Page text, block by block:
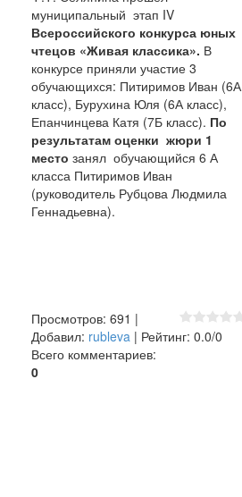
муниципальный этап IV
Всероссийского конкурса юных
чтецов «Живая классика». В
конкурсе приняли участие 3
обучающихся: Питиримов Иван (6А
класс), Бурухина Юля (6А класс),
Епанчинцева Катя (7Б класс). По
результатам оценки жюри 1
место занял обучающийся 6 А
класса Питиримов Иван
(руководитель Рубцова Людмила
Геннадьевна).
Просмотров: 691 |
Добавил: rubleva | Рейтинг: 0.0/0
Всего комментариев:
0